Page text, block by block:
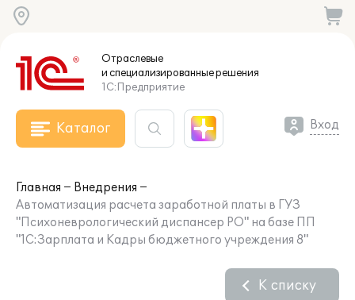
Отраслевые
и специализированныерешения
1С:Предприятие
Каталог Вход
Главная
Внедрения
Автоматизация расчета заработной платы в ГУЗ
"Психоневрологический диспансер РО" на базе ПП
"1С:Зарплата и Кадры бюджетного учреждения 8"
К списку